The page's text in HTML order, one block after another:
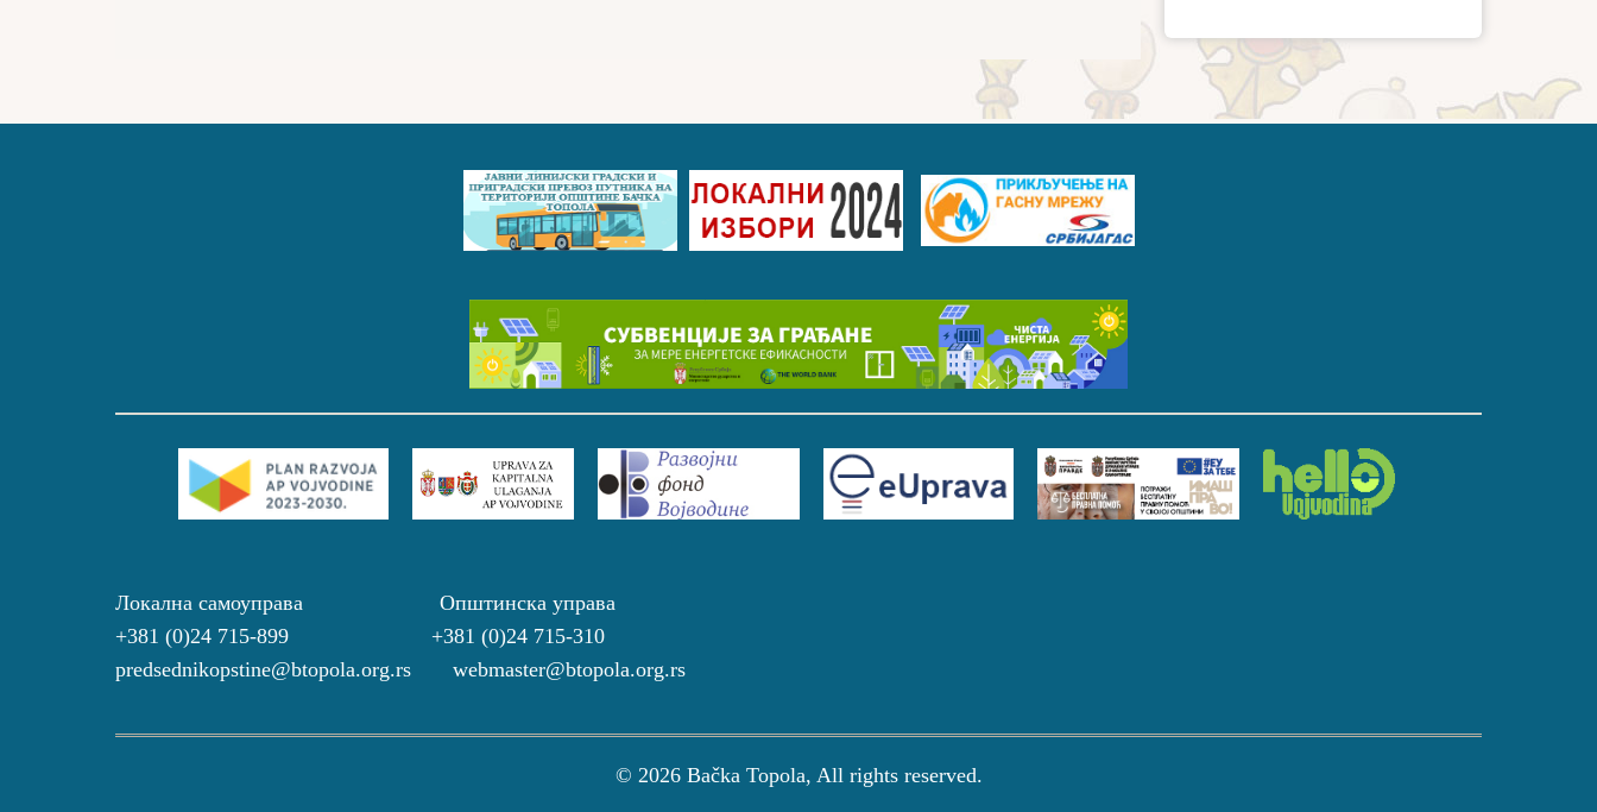
Локална самоуправа Општинска управа
+381 (0)24 715-899 +381 (0)24 715-310
predsednikopstine@btopola.org.rs webmaster@btopola.org.rs
© 2026 Bačka Topola, All rights reserved.